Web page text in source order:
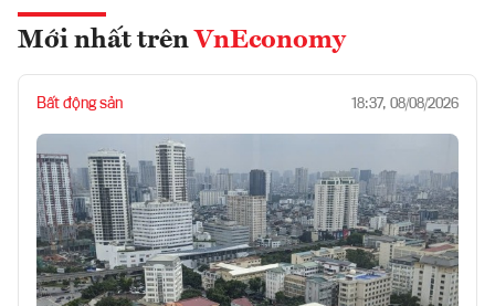
Mới nhất trên VnEconomy
Bất động sản 18:37, 08/08/2026